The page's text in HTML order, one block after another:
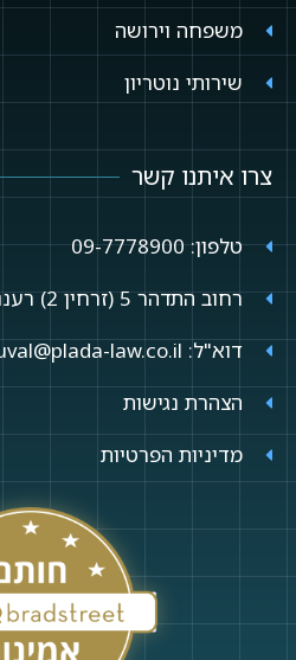
משפחה וירושה
שירותי נוטריון
צרו איתנו קשר
טלפון: 09-7778900
רחוב התדהר 5 (זרחין 2) רעננה
דוא"ל: yuval@plada-law.co.il
הצהרת נגישות
מדיניות הפרטיות